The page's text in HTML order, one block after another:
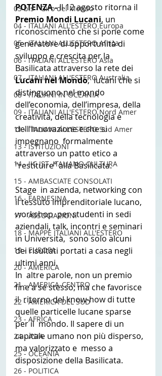
03 bis - Giro del Mondo
04 - ITALIANI ALL'ESTERO Europa
05 - ITALIANI ALL'ESTERO Africa
06 - ITALIANI ALL'ESTERO Asia
07 - ITALIANI ALL'ESTERO Australia
08 - ITALIANI IN OCEANIA
09 - ITALIANI ALL'ESTERO Nord Amer
11 - ITALIANI ALL'ESTERO Sud Amer
13 - ISTITUZIONI
14 - IIC IST. ITALIANO CULTURA
15 - AMBASCIATE CONSOLATI
16 - FARNESINA
17 - ASSOCIAZIONI
18 - MAPPE ITALIANI ALL'ESTERO
19 - EUROPA
20 - AMERICA
21 - AMERICA-CENTRO
22 - AMERICA DEL SUD
23 - AFRICA
24 - ASIA
25 - OCEANIA
26 - POLITICA
POTENZA - Il 12 agosto ritorna il
Premio Mondi Lucani, un
riconoscimento che si pone come
generatore di opportunità di
sviluppo e crescita per la
Basilicata attraverso la rete dei
Lucani nel Mondo,  lucani che si
distinguono nel mondo
dell’economia, dell’impresa, della
creatività, della tecnologia e
dell'innovazione e che si
impegnano  formalmente
attraverso un patto etico a
“restituire” alla Basilicata.
Stage  in azienda, networking con
il tessuto imprenditoriale lucano,
workshop  per studenti in sedi
aziendali, talk, incontri e seminari
in Università,  sono solo alcuni
dei risultati portati a casa negli
ultimi anni.
In  altre parole, non un premio
fine a se stesso, ma che favorisce
il  ritorno del know-how di tutte
quelle particelle lucane sparse
per il  mondo. Il sapere di un
capitale umano non più disperso,
ma valorizzato e  messo a
disposizione della Basilicata.